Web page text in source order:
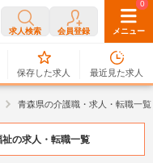
求人検索 会員登録 メニュー
0
保存した求人
0
最近見た求人
青森県の介護職・求人・転職一覧
の求人・転職一覧